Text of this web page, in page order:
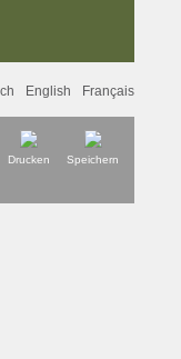
English Français
Drucken Speichern